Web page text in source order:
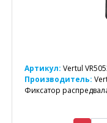
Артикул: Vertul
Производитель:
Фиксатор